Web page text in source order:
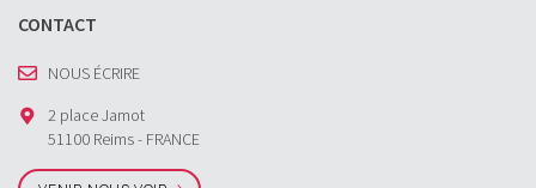
CONTACT
NOUS ÉCRIRE
2 place Jamot
51100 Reims - FRANCE